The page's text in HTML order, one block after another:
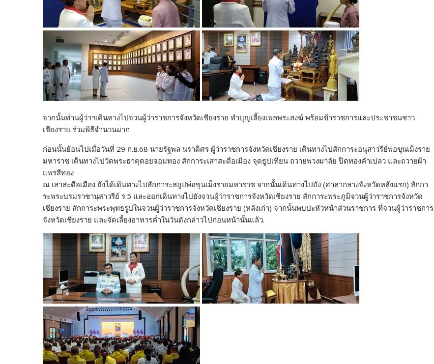
จากนั้นท่านผู้ว่าฯเดินทางไปจวนผู้ว่าราชการจังหวัดเชียงราย ทำบุญเลี้ยงเพลพระสงฆ์ พร้อมข้าราชการและประชาชนชาว
เชียงราย ร่วมพิธีจำนวนมาก
ก่อนนั้นย้อนไปเมื่อวันที่ 29 ก.ย.68 นายรัฐพล นราดิศร ผู้ว่าราชการจังหวัดเชียงราย เดินทางไปสักการะอนุสาวรีย์พ่อขุนเม็งราย
มหาราช เดินทางไปวัดพระธาตุดอยจอมทอง สักการะเสาสะดือเมือง จุดธูปเทียน ถวายพวงมาลัย ปิดทองคำเปลว และถวายผ้า
แพรสีทอง
ณ เสาสะดือเมือง ยังได้เดินทางไปสักการะสถูปพ่อขุนเม็งรายมหาราช จากนั้นเดินทางไปยัง (ศาลากลางจังหวัดหลังแรก) สักกา
ระพระบรมราชานุสาวรีย์ ร.5 และออกเดินทางไปยังจวนผู้ว่าราชการจังหวัดเชียงราย สักการะพระภูมิจวนผู้ว่าราชการจังหวัด
เชียงราย สักการะพระพุทธรูปในจวนผู้ว่าราชการจังหวัดเชียงราย (หลังเก่า) จากนั้นพบปะหัวหน้าส่วนราชการ ที่จวนผู้ว่าราชการ
จังหวัดเชียงราย และจัดเลี้ยงอาหารค่ำในวันดังกล่าวไปก่อนหน้านั้นแล้ว.